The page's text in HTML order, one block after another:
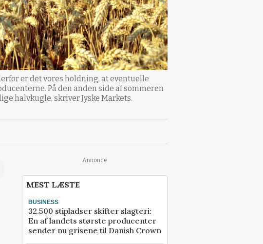
er det vores holdning, at eventuelle
På den anden side af sommeren
halvkugle, skriver Jyske Markets.
Annonce
MEST LÆSTE
BUSINESS
32.500 stipladser skifter slagteri:
En af landets største producenter
sender nu grisene til Danish Crown